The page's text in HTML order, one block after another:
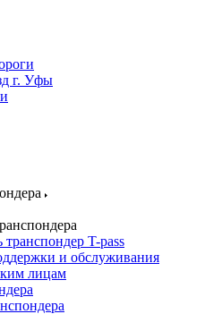
г. Уфы
транспондер T-pass
и обслуживания
лицам